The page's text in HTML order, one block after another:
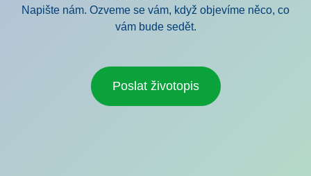
Napište nám. Ozveme se vám, když objevíme něco, co
vám bude sedět.
Poslat životopis